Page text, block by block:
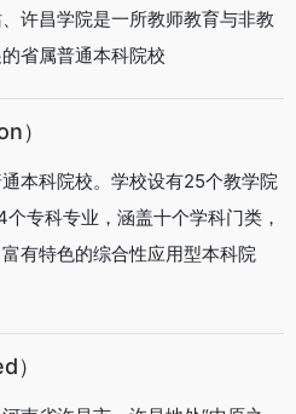
许昌学院是一所教师教育与非教
省属普通本科院校
）
本科院校。学校设有25个教学院
专科专业，涵盖十个学科门类，
有特色的综合性应用型本科院
）